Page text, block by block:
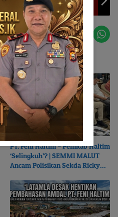
Maluku Utara
PT. Feni Haltim – Pemkab Haltim
‘Selingkuh’? | SEMMI MALUT
Ancam Polisikan Sekda Ricky